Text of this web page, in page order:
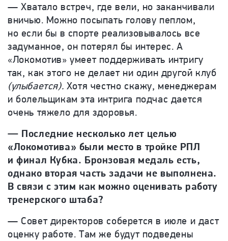
— Хватало встреч, где вели, но заканчивали
вничью. Можно посыпать голову пеплом,
но если бы в спорте реализовывалось все
задуманное, он потерял бы интерес. А
«Локомотив» умеет поддерживать интригу
так, как этого не делает ни один другой клуб
(улыбается). Хотя честно скажу, менеджерам
и болельщикам эта интрига подчас дается
очень тяжело для здоровья.
— Последние несколько лет целью
«Локомотива» были место в тройке РПЛ
и финал Кубка. Бронзовая медаль есть,
однако вторая часть задачи не выполнена.
В связи с этим как можно оценивать работу
тренерского штаба?
— Совет директоров соберется в июле и даст
оценку работе. Там же будут подведены